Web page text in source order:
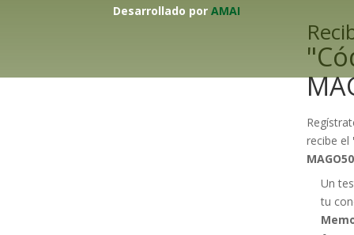
Desarrollado porAMAI
recibe el
Un
tu